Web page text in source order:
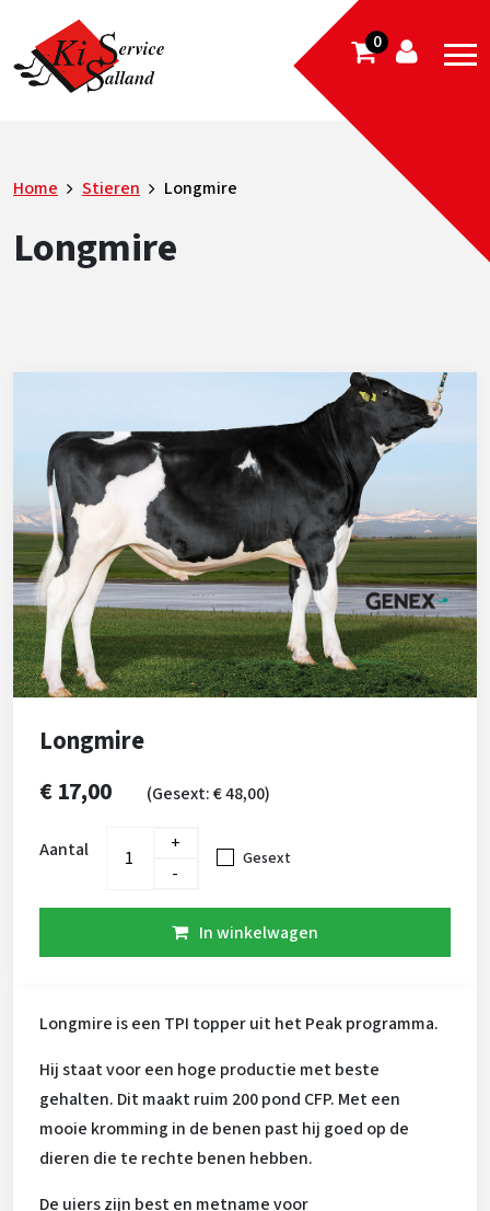
0
Home Stieren Longmire
Longmire
Longmire is een TPI topper uit het Peak programma.
Hij staat voor een hoge productie met beste
gehalten. Dit maakt ruim 200 pond CFP. Met een
mooie kromming in de benen past hij goed op de
dieren die te rechte benen hebben.
De uiers zijn best en metname voor
Longmire
€ 17,00 (Gesext: € 48,00)
Aantal
+
-
Gesext
In winkelwagen